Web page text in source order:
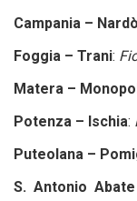
Campania – Nardò
Foggia – Trani:
Matera –
Potenza – Ischia:
Puteolana –
S. Antonio